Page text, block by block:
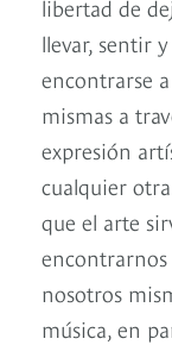
libertad de
llevar, sentir y
encontrarse
mismas a
expresión
cualquier
que el arte
encontrarnos
nosotros
música, en